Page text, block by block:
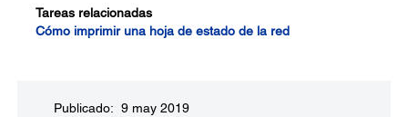
Tareas relacionadas
Cómo imprimir una hoja de estado de la red
Publicado: 9 may 2019